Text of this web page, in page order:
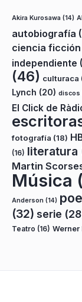
Akira Kurosawa (14)
autobiografía
ciencia ficción
independiente
(46) culturaca
Lynch (20) discos
El Click de
fotografía (18)
(16) literatura
Martin
Música
Anderson (14)
(32) serie
Teatro (16) Werner